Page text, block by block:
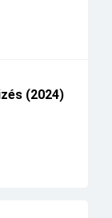
(2024)